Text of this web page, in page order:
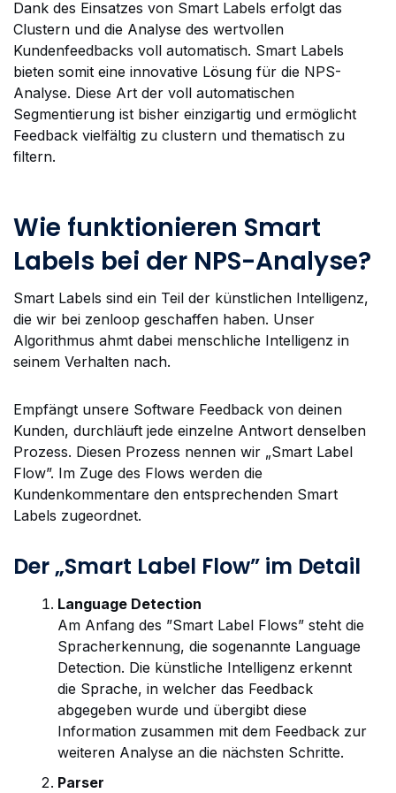
Dank des Einsatzes von Smart Labels erfolgt das
Clustern und die Analyse des wertvollen
Kundenfeedbacks voll automatisch. Smart Labels
bieten somit eine innovative Lösung für die NPS-
Analyse. Diese Art der voll automatischen
Segmentierung ist bisher einzigartig und ermöglicht
Feedback vielfältig zu clustern und thematisch zu
filtern.
Wie funktionieren Smart
Labels bei der NPS-Analyse?
Smart Labels sind ein Teil der künstlichen Intelligenz,
die wir bei zenloop geschaffen haben. Unser
Algorithmus ahmt dabei menschliche Intelligenz in
seinem Verhalten nach.
Empfängt unsere Software Feedback von deinen
Kunden, durchläuft jede einzelne Antwort denselben
Prozess. Diesen Prozess nennen wir „Smart Label
Flow”. Im Zuge des Flows werden die
Kundenkommentare den entsprechenden Smart
Labels zugeordnet.
Der „Smart Label Flow” im Detail
Language Detection
Am Anfang des ”Smart Label Flows” steht die
Spracherkennung, die sogenannte Language
Detection. Die künstliche Intelligenz erkennt
die Sprache, in welcher das Feedback
abgegeben wurde und übergibt diese
Information zusammen mit dem Feedback zur
weiteren Analyse an die nächsten Schritte.
Parser